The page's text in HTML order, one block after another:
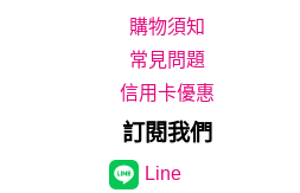
購物須知
常見問題
信用卡優惠
訂閱我們
Line